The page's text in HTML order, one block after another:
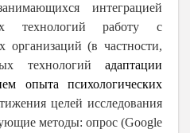
интеграцией
технологий работу с
организаций (в частности,
технологий адаптации
опыта психологических
целей исследования
методы: опрос (Google